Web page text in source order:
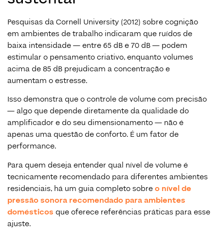
Pesquisas da Cornell University (2012) sobre cognição
em ambientes de trabalho indicaram que ruídos de
baixa intensidade — entre 65 dB e 70 dB — podem
estimular o pensamento criativo, enquanto volumes
acima de 85 dB prejudicam a concentração e
aumentam o estresse.
Isso demonstra que o controle de volume com precisão
— algo que depende diretamente da qualidade do
amplificador e do seu dimensionamento — não é
apenas uma questão de conforto. É um fator de
performance.
Para quem deseja entender qual nível de volume é
tecnicamente recomendado para diferentes ambientes
residenciais, há um guia completo sobreo nível de
pressão sonora recomendado para ambientes
domésticos que oferece referências práticas para esse
ajuste.